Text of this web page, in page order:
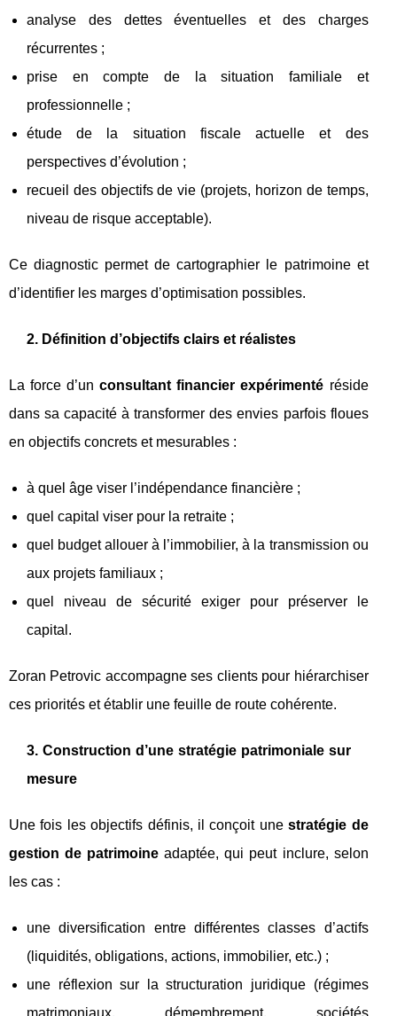
analyse des dettes éventuelles et des charges
récurrentes ;
prise en compte de la situation familiale et
professionnelle ;
étude de la situation fiscale actuelle et des
perspectives d’évolution ;
recueil des objectifs de vie (projets, horizon de temps,
niveau de risque acceptable).
Ce diagnostic permet de cartographier le patrimoine et
d’identifier les marges d’optimisation possibles.
2. Définition d’objectifs clairs et réalistes
La force d’unconsultant financier expérimenté réside
dans sa capacité à transformer des envies parfois floues
en objectifs concrets et mesurables :
à quel âge viser l’indépendance financière ;
quel capital viser pour la retraite ;
quel budget allouer à l’immobilier, à la transmission ou
aux projets familiaux ;
quel niveau de sécurité exiger pour préserver le
capital.
Zoran Petrovic accompagne ses clients pour hiérarchiser
ces priorités et établir une feuille de route cohérente.
3. Construction d’une stratégie patrimoniale sur
mesure
Une fois les objectifs définis, il conçoit unestratégie de
gestion de patrimoine adaptée, qui peut inclure, selon
les cas :
une diversification entre différentes classes d’actifs
(liquidités, obligations, actions, immobilier, etc.) ;
une réflexion sur la structuration juridique (régimes
matrimoniaux, démembrement, sociétés